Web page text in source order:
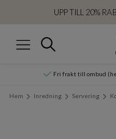
UPP TILL 20%
Sök
Fri frakt till ombud
Hem Inredning Servering